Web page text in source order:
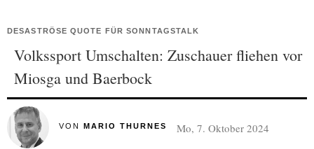
DESASTRÖSE QUOTE FÜR SONNTAGSTALK
Volkssport Umschalten: Zuschauer fliehen vor
Miosga und Baerbock
VON MARIO THURNES Mo, 7. Oktober 2024